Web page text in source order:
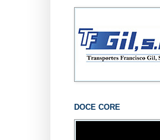
DOCE CORE